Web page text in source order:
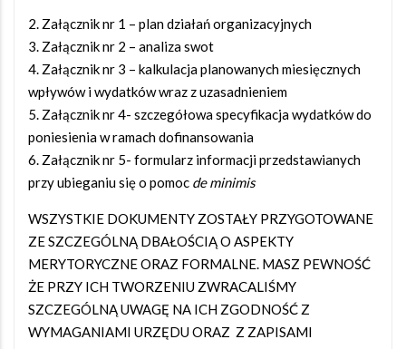
Załącznik nr 1 – plan działań organizacyjnych
Załącznik nr 2 – analiza swot
Załącznik nr 3 – kalkulacja planowanych miesięcznych
wpływów i wydatków wraz z uzasadnieniem
Załącznik nr 4- szczegółowa specyfikacja wydatków do
poniesienia w ramach dofinansowania
Załącznik nr 5- formularz informacji przedstawianych
przy ubieganiu się o pomoc de minimis
WSZYSTKIE DOKUMENTY ZOSTAŁY PRZYGOTOWANE
ZE SZCZEGÓLNĄ DBAŁOŚCIĄ O ASPEKTY
MERYTORYCZNE ORAZ FORMALNE. MASZ PEWNOŚĆ
ŻE PRZY ICH TWORZENIU ZWRACALIŚMY
SZCZEGÓLNĄ UWAGĘ NA ICH ZGODNOŚĆ Z
WYMAGANIAMI URZĘDU ORAZ Z ZAPISAMI